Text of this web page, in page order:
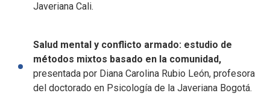
Javeriana Cali.
Salud mental y conflicto armado: estudio de
métodos mixtos basado en la comunidad,
presentada por Diana Carolina Rubio León, profesora
del doctorado en Psicología de la Javeriana Bogotá.